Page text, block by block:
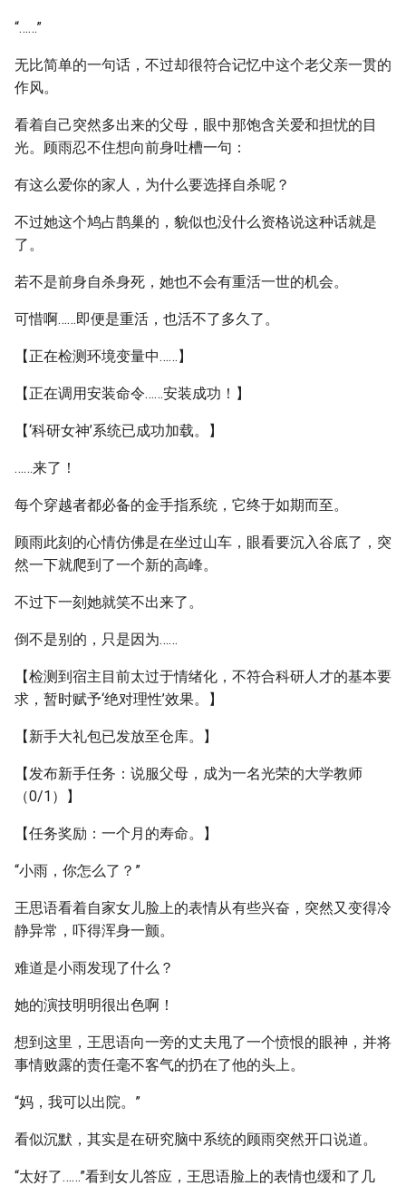
“……”
无比简单的一句话，不过却很符合记忆中这个老父亲一贯的
作风。
看着自己突然多出来的父母，眼中那饱含关爱和担忧的目
光。顾雨忍不住想向前身吐槽一句：
有这么爱你的家人，为什么要选择自杀呢？
不过她这个鸠占鹊巢的，貌似也没什么资格说这种话就是
了。
若不是前身自杀身死，她也不会有重活一世的机会。
可惜啊……即便是重活，也活不了多久了。
【正在检测环境变量中……】
【正在调用安装命令……安装成功！】
【‘科研女神’系统已成功加载。】
……来了！
每个穿越者都必备的金手指系统，它终于如期而至。
顾雨此刻的心情仿佛是在坐过山车，眼看要沉入谷底了，突
然一下就爬到了一个新的高峰。
不过下一刻她就笑不出来了。
倒不是别的，只是因为……
【检测到宿主目前太过于情绪化，不符合科研人才的基本要
求，暂时赋予‘绝对理性’效果。】
【新手大礼包已发放至仓库。】
【发布新手任务：说服父母，成为一名光荣的大学教师
（0/1）】
【任务奖励：一个月的寿命。】
“小雨，你怎么了？”
王思语看着自家女儿脸上的表情从有些兴奋，突然又变得冷
静异常，吓得浑身一颤。
难道是小雨发现了什么？
她的演技明明很出色啊！
想到这里，王思语向一旁的丈夫甩了一个愤恨的眼神，并将
事情败露的责任毫不客气的扔在了他的头上。
“妈，我可以出院。”
看似沉默，其实是在研究脑中系统的顾雨突然开口说道。
“太好了……”看到女儿答应，王思语脸上的表情也缓和了几